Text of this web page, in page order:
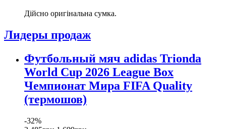
Дійсно оригінальна сумка.
Лидеры продаж
Футбольный мяч adidas Trionda
World Cup 2026 League Box
Чемпионат Мира FIFA Quality
(термошов)
-32%